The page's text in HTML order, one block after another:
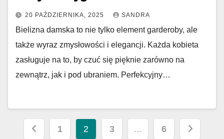
20 PAŹDZIERNIKA, 2025 SANDRA
Bielizna damska to nie tylko element garderoby, ale
także wyraz zmysłowości i elegancji. Każda kobieta
zasługuje na to, by czuć się pięknie zarówno na
zewnątrz, jak i pod ubraniem. Perfekcyjny…
Nawigacja
1 2 3 … 6